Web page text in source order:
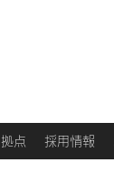
拠点 採用情報